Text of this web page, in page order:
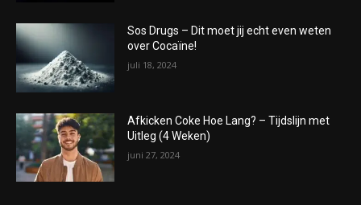
Sos Drugs – Dit moet jij echt even weten
over Cocaïne!
juli 18, 2024
Afkicken Coke Hoe Lang? – Tijdslijn met
Uitleg (4 Weken)
juni 27, 2024